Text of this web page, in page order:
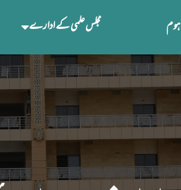
ہوم مجلس علمی کے ادارے